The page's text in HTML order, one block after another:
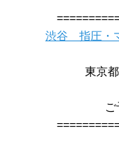
渋谷 指圧・
東京